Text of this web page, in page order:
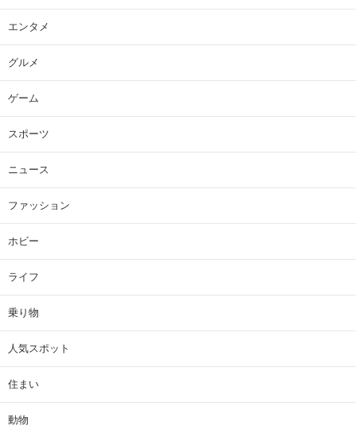
エンタメ
グルメ
ゲーム
スポーツ
ニュース
ファッション
ホビー
ライフ
乗り物
人気スポット
住まい
動物